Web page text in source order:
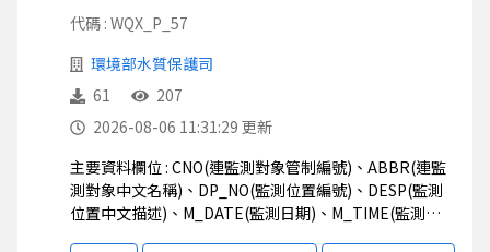
代碼 : WQX_P_57
環境部水質保護司
61
207
2026-08-06 11:31:29 更新
主要資料欄位 : CNO(連監測對象管制編號)、ABBR(連監
測對象中文名稱)、DP_NO(監測位置編號)、DESP(監測
位置中文描述)、M_DATE(監測日期)、M_TIME(監測時